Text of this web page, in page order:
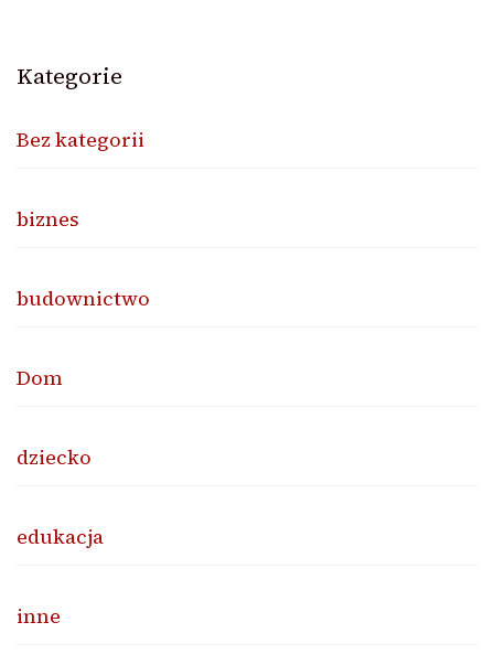
Kategorie
Bez kategorii
biznes
budownictwo
Dom
dziecko
edukacja
inne